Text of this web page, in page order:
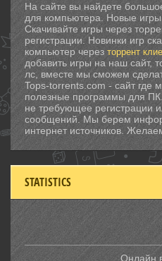
На сайте вы найдете
для компьютера. Новые
Скачивайте игры через
регистрации. Новинки игр
компьютер через торрент
добавить игры на наш сайт,
лс, вместе мы сможем
Tops-torrents.com - сайт где
полезные программы для
не требующее регистрации
сообщений. Мы берем
интернет источников.
STATISTICS
Онлайн